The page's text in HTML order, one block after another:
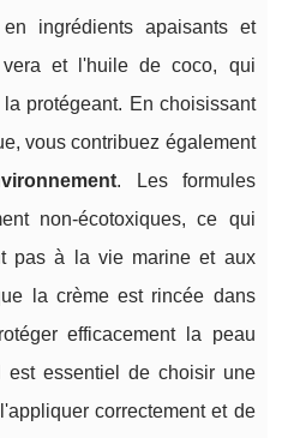
ingrédients apaisants et
vera et l'huile de coco, qui
protégeant. En choisissant
vous contribuez également
. Les formules
non-écotoxiques, ce qui
pas à la vie marine et aux
la crème est rincée dans
efficacement la peau
essentiel de choisir une
correctement et de